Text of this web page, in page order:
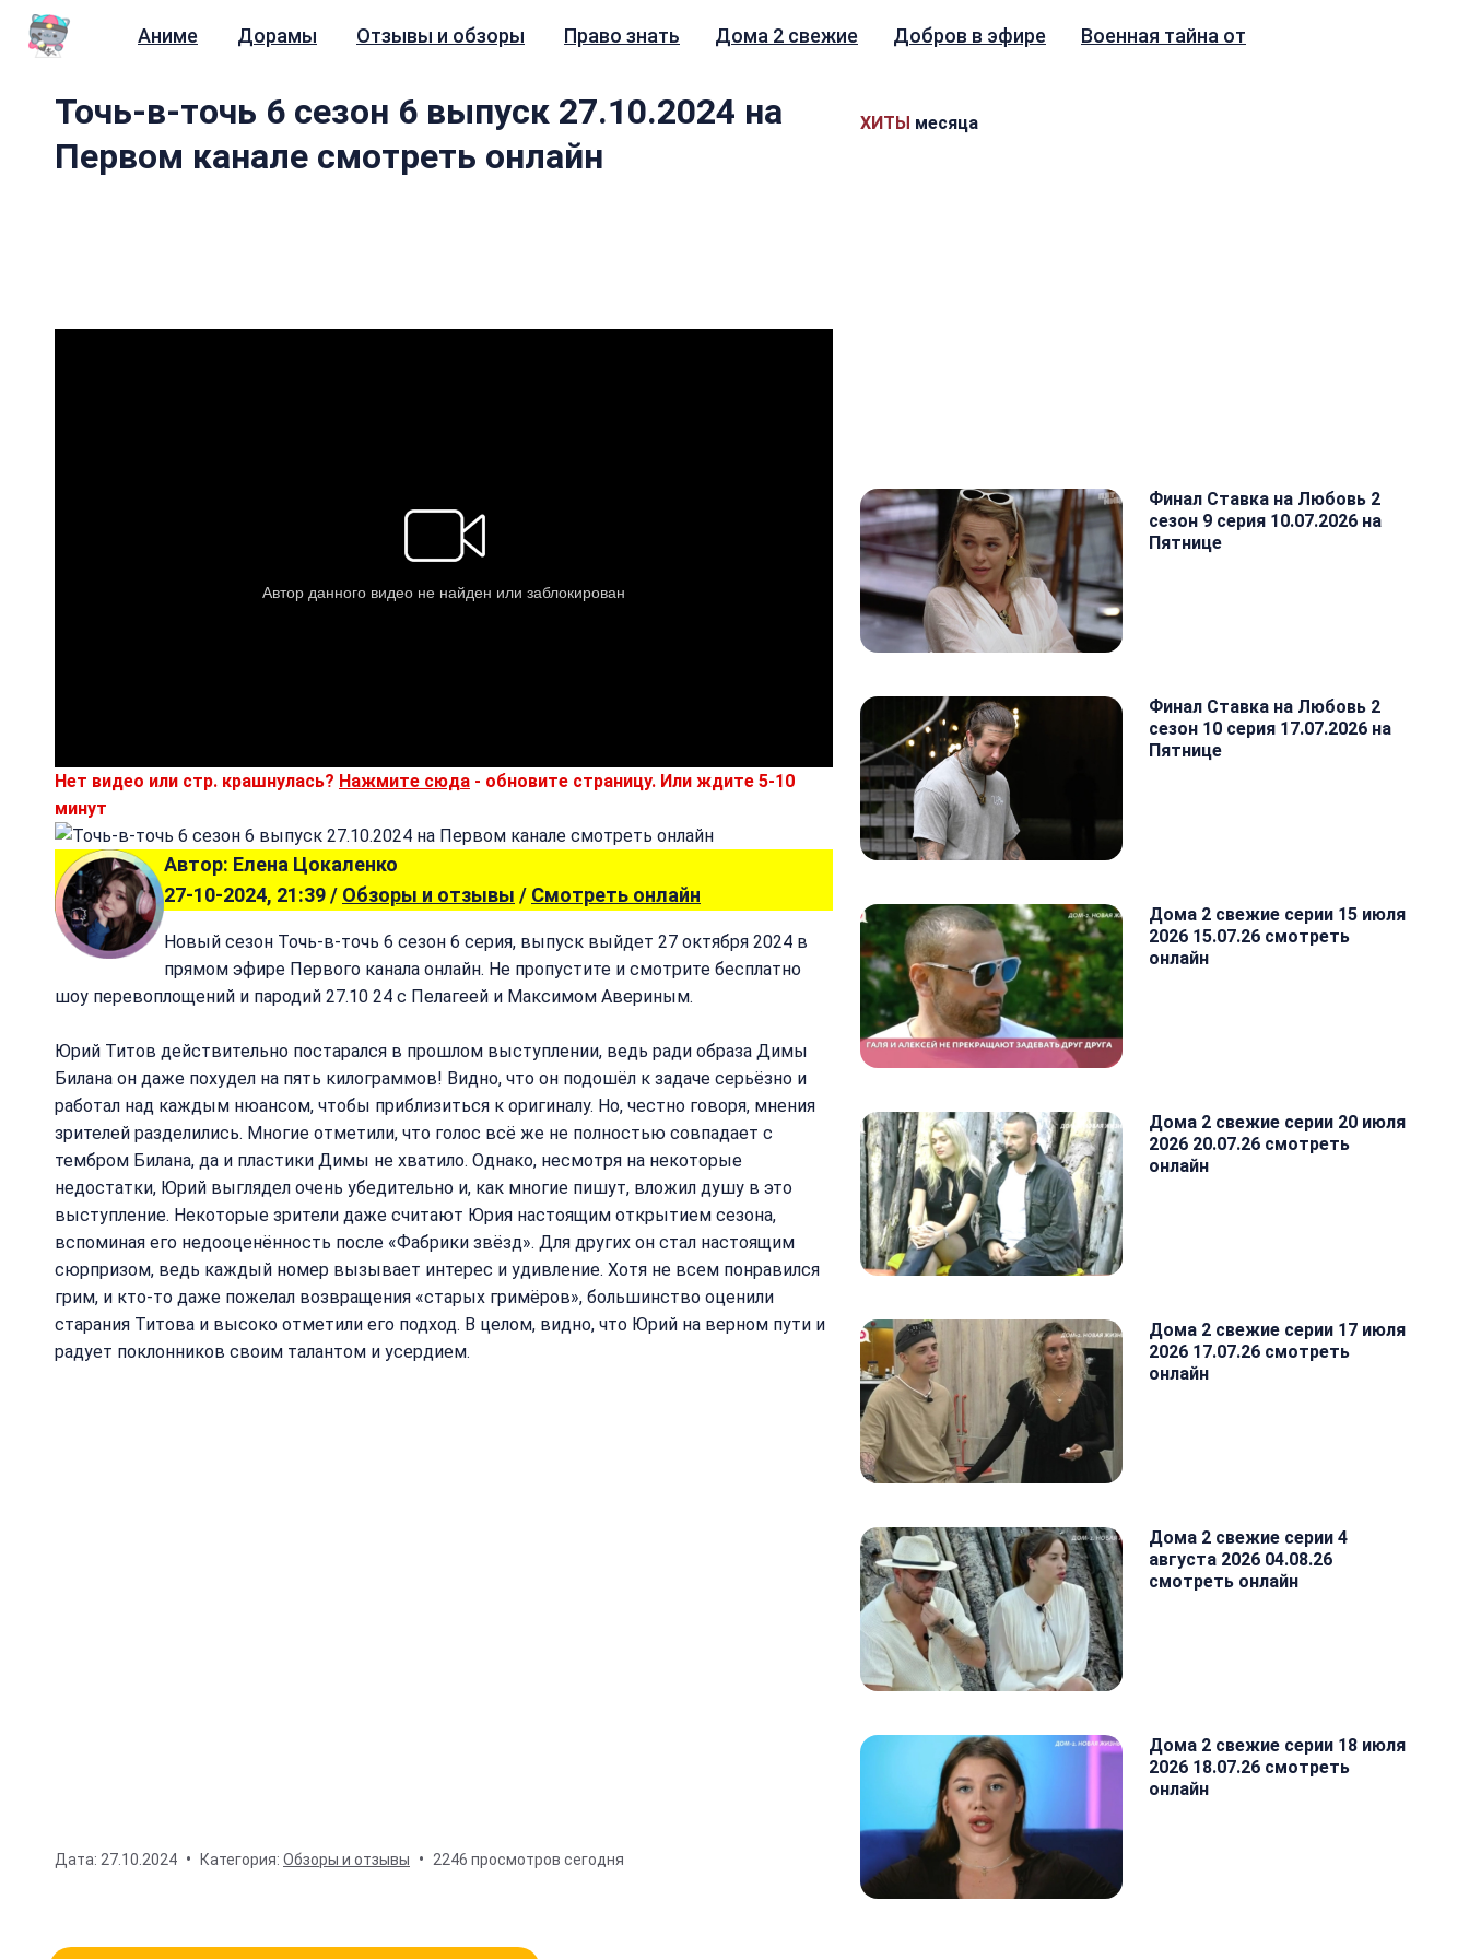
Аниме Дорамы Отзывы и обзоры Право знать Дома 2 свежие Добров в эфире Военная тайна от
ХИТЫ месяца
Финал Ставка на Любовь 2
сезон 9 серия 10.07.2026 на
Пятнице
Финал Ставка на Любовь 2
сезон 10 серия 17.07.2026 на
Пятнице
Дома 2 свежие серии 15 июля
2026 15.07.26 смотреть
онлайн
Дома 2 свежие серии 20 июля
2026 20.07.26 смотреть
онлайн
Дома 2 свежие серии 17 июля
2026 17.07.26 смотреть
онлайн
Дома 2 свежие серии 4
августа 2026 04.08.26
смотреть онлайн
Дома 2 свежие серии 18 июля
2026 18.07.26 смотреть
онлайн
Точь-в-точь 6 сезон 6 выпуск 27.10.2024 на
Первом канале смотреть онлайн
Нет видео или стр. крашнулась? Нажмите сюда - обновите страницу. Или ждите 5-10
минут
Автор: Елена Цокаленко
27-10-2024, 21:39 / Обзоры и отзывы / Смотреть онлайн
Новый сезон Точь-в-точь 6 сезон 6 серия, выпуск выйдет 27 октября 2024 в
прямом эфире Первого канала онлайн. Не пропустите и смотрите бесплатно
шоу перевоплощений и пародий 27.10 24 с Пелагеей и Максимом Авериным.
Юрий Титов действительно постарался в прошлом выступлении, ведь ради образа Димы
Билана он даже похудел на пять килограммов! Видно, что он подошёл к задаче серьёзно и
работал над каждым нюансом, чтобы приблизиться к оригиналу. Но, честно говоря, мнения
зрителей разделились. Многие отметили, что голос всё же не полностью совпадает с
тембром Билана, да и пластики Димы не хватило. Однако, несмотря на некоторые
недостатки, Юрий выглядел очень убедительно и, как многие пишут, вложил душу в это
выступление. Некоторые зрители даже считают Юрия настоящим открытием сезона,
вспоминая его недооценённость после «Фабрики звёзд». Для других он стал настоящим
сюрпризом, ведь каждый номер вызывает интерес и удивление. Хотя не всем понравился
грим, и кто-то даже пожелал возвращения «старых гримёров», большинство оценили
старания Титова и высоко отметили его подход. В целом, видно, что Юрий на верном пути и
радует поклонников своим талантом и усердием.
Дата: 27.10.2024 Категория: Обзоры и отзывы 2246 просмотров сегодня